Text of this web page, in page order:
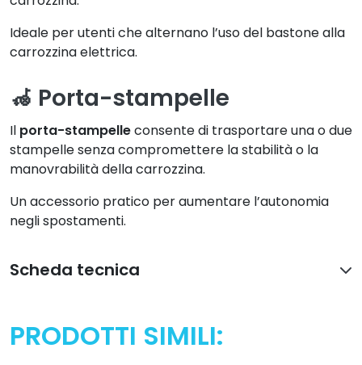
Ideale per utenti che alternano l’uso del bastone alla
carrozzina elettrica.
🦽 Porta-stampelle
Il porta-stampelleconsente di trasportare una o due
stampelle senza compromettere la stabilità o la
manovrabilità della carrozzina.
Un accessorio pratico per aumentare l’autonomia
negli spostamenti.
Scheda tecnica
PRODOTTI SIMILI: